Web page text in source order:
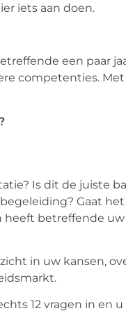
iets aan doen.
een paar
competenties.
Is dit de juiste
Gaat
heeft betreffende
in uw kansen,
12 vragen in en